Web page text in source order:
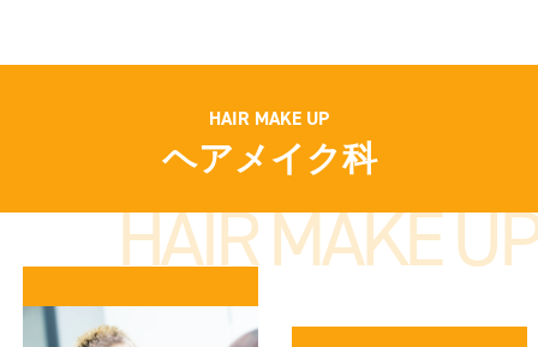
HAIR MAKE UP
ヘアメイク科